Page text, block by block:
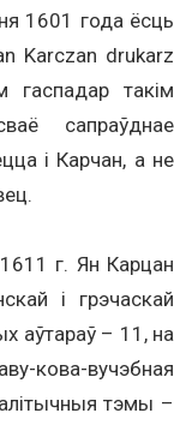
1601 года ёсць
Karczan drukarz
такім
сапраўднае
і Карчан, а не
г. Ян Карцан
і грэчаскай
аўтараў – 11, на
кова-вучэбная
тэмы –